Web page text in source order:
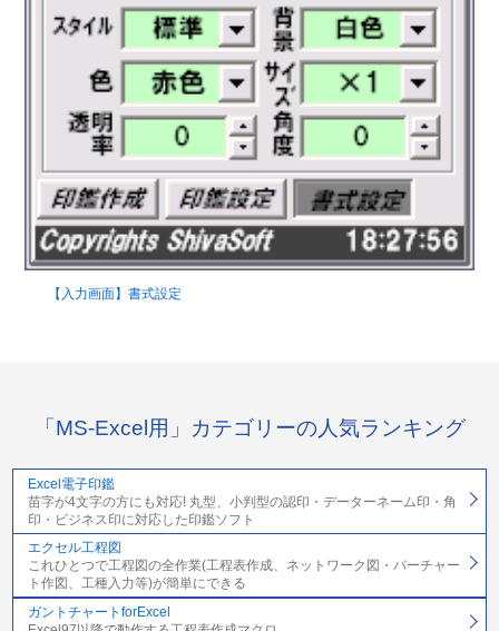
【入力画面】書式設定
「MS-Excel用」カテゴリーの人気ランキング
Excel電子印鑑
苗字が4文字の方にも対応! 丸型、小判型の認印・データーネーム印・角
印・ビジネス印に対応した印鑑ソフト
エクセル工程図
これひとつで工程図の全作業(工程表作成、ネットワーク図・バーチャー
ト作図、工種入力等)が簡単にできる
ガントチャートforExcel